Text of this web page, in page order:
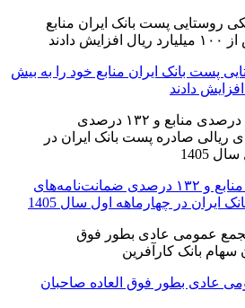
پست بانک ایران منابع خود را به بیش
افزایش ۷۰ درصدی منابع و ۱۳۲ درصدی ضمانت‌نامه‌های
ایران در چهارماهه اول سال 1405
عادی بطور فوق العاده صاحبان